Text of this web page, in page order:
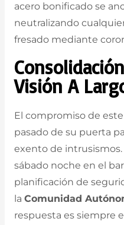
acero bonificado se
neutralizando
fresado mediante
Visión A
El compromiso de
pasado de su puerta
exento de intrusismos.
sábado noche en el
planificación de
la Comunidad
respuesta es siempre